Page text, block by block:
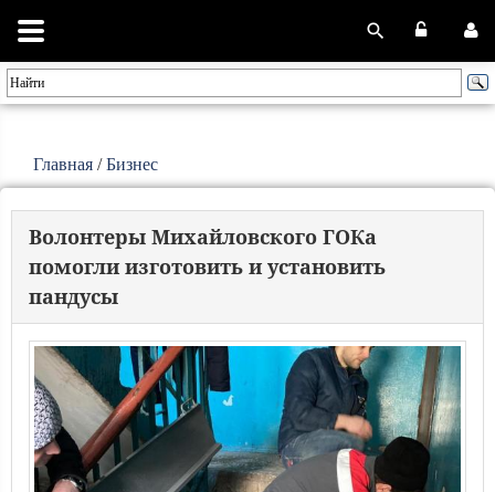
Главная /Бизнес
Волонтеры Михайловского ГОКа
помогли изготовить и установить
пандусы